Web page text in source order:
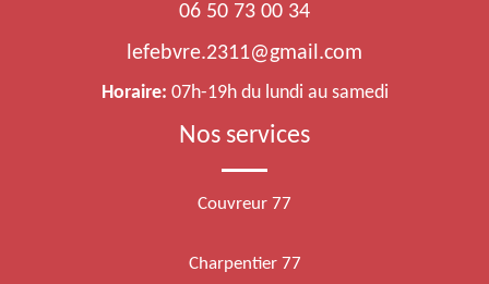
06 50 73 00 34
lefebvre.2311@gmail.com
Horaire: 07h-19h du lundi au samedi
Nos services
Couvreur 77
Charpentier 77